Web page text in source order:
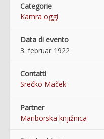
Categorie
Kamra oggi
Data di evento
3. februar 1922
Contatti
Srečko Maček
Partner
Mariborska knjižnica